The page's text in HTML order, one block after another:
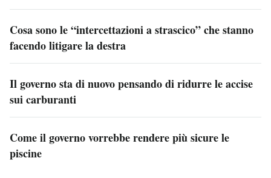
Cosa sono le “intercettazioni a strascico” che stanno
facendo litigare la destra
Il governo sta di nuovo pensando di ridurre le accise
sui carburanti
Come il governo vorrebbe rendere più sicure le
piscine